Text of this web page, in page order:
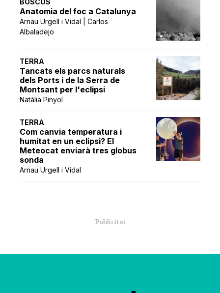
BOSCOS
Anatomia del foc a Catalunya
Arnau Urgell i Vidal | Carlos
Albaladejo
TERRA
Tancats els parcs naturals
dels Ports i de la Serra de
Montsant per l'eclipsi
Natàlia Pinyol
TERRA
Com canvia temperatura i
humitat en un eclipsi? El
Meteocat enviarà tres globus
sonda
Arnau Urgell i Vidal